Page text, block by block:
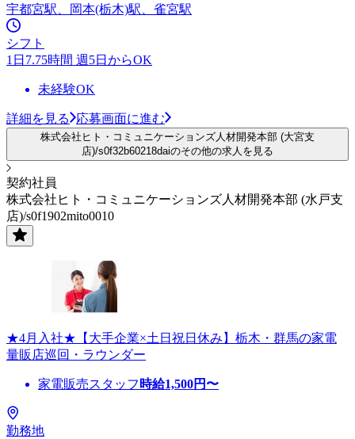
宇都宮駅、岡本(栃木)駅、雀宮駅
シフト
1日7.75時間 週5日からOK
未経験OK
詳細を見る 応募画面に進む
株式会社ヒト・コミュニケーションズ人材開発本部 (大宮支
店)/s0f32b60218daiのその他の求人を見る
契約社員
株式会社ヒト・コミュニケーションズ人材開発本部 (水戸支
店)/s0f1902mito0010
★4月入社★【大手企業×土日祝日休み】栃木・群馬の家電
量販店巡回・ラウンダー
家電販売スタッフ 時給1,500円〜
勤務地